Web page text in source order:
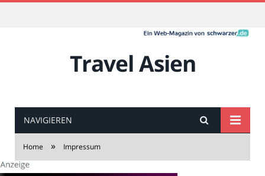
Travel Asien
NAVIGIEREN
Home » Impressum